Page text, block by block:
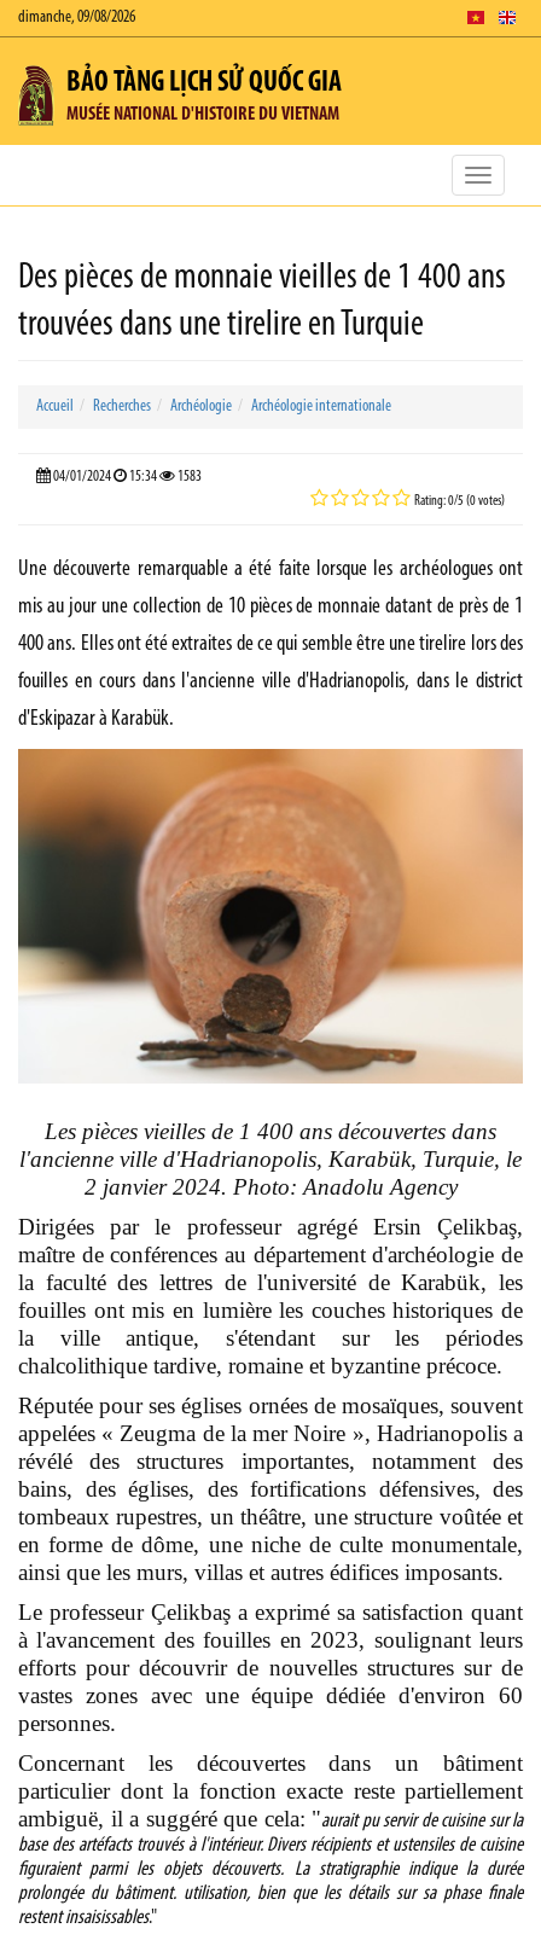
dimanche, 09/08/2026
BẢO TÀNG LỊCH SỬ QUỐC GIA
MUSÉE NATIONAL D'HISTOIRE DU VIETNAM
Toggle
Des pièces de monnaie vieilles de 1 400 ans
trouvées dans une tirelire en Turquie
Accueil Recherches Archéologie Archéologie internationale
04/01/2024 15:34 1583
Rating: 0/5 (0 votes)
Une découverte remarquable a été faite lorsque les archéologues ont
mis au jour une collection de 10 pièces de monnaie datant de près de 1
400 ans. Elles ont été extraites de ce qui semble être une tirelire lors des
fouilles en cours dans l'ancienne ville d'Hadrianopolis, dans le district
d'Eskipazar à Karabük.
Les pièces vieilles de 1 400 ans découvertes dans
l'ancienne ville d'Hadrianopolis, Karabük, Turquie, le
2 janvier 2024. Photo: Anadolu Agency
Dirigées par le professeur agrégé Ersin Çelikbaş,
maître de conférences au département d'archéologie de
la faculté des lettres de l'université de Karabük, les
fouilles ont mis en lumière les couches historiques de
la ville antique, s'étendant sur les périodes
chalcolithique tardive, romaine et byzantine précoce.
Réputée pour ses églises ornées de mosaïques, souvent
appelées « Zeugma de la mer Noire », Hadrianopolis a
révélé des structures importantes, notamment des
bains, des églises, des fortifications défensives, des
tombeaux rupestres, un théâtre, une structure voûtée et
en forme de dôme, une niche de culte monumentale,
ainsi que les murs, villas et autres édifices imposants.
Le professeur Çelikbaş a exprimé sa satisfaction quant
à l'avancement des fouilles en 2023, soulignant leurs
efforts pour découvrir de nouvelles structures sur de
vastes zones avec une équipe dédiée d'environ 60
personnes.
Concernant les découvertes dans un bâtiment
particulier dont la fonction exacte reste partiellement
ambiguë, il a suggéré que cela: "aurait pu servir de cuisine sur la
base des artéfacts trouvés à l'intérieur. Divers récipients et ustensiles de cuisine
figuraient parmi les objets découverts. La stratigraphie indique la durée
prolongée du bâtiment. utilisation, bien que les détails sur sa phase finale
restent insaisissables."